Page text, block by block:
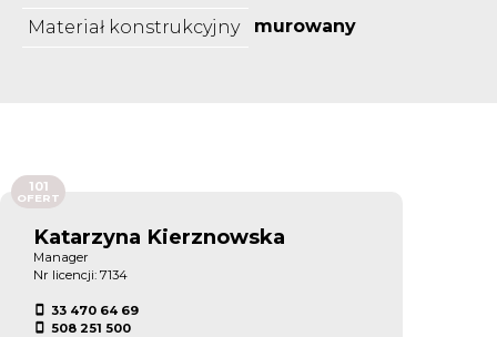
Materiał konstrukcyjny
murowany
Katarzyna Kierznowska
Manager
Nr licencji: 7134
33 470 64 69
508 251 500
101
OFERT